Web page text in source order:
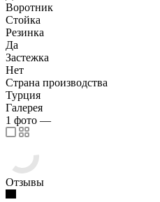
Воротник
Стойка
Резинка
Да
Застежка
Нет
Страна производства
Турция
Галерея
1 фото —
Отзывы